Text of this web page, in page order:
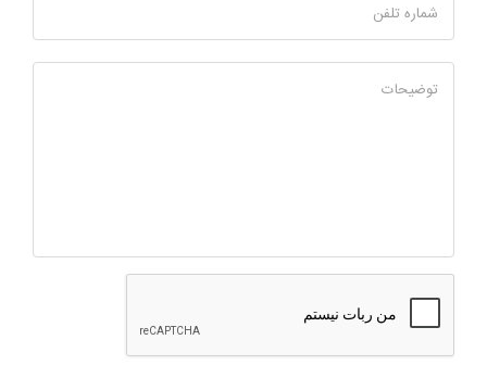
شماره تلفن
توضیحات